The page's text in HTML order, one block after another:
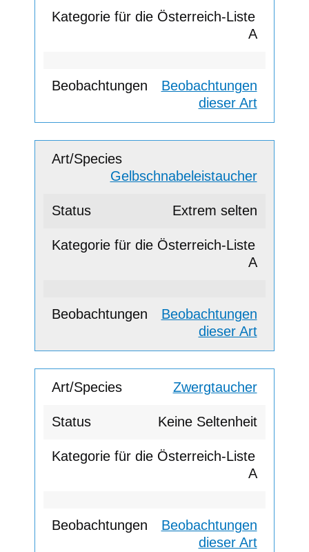
A
Beobachtungen
dieser Art
Gelbschnabeleistaucher
Extrem selten
A
Beobachtungen
dieser Art
Zwergtaucher
Keine Seltenheit
A
Beobachtungen
dieser Art